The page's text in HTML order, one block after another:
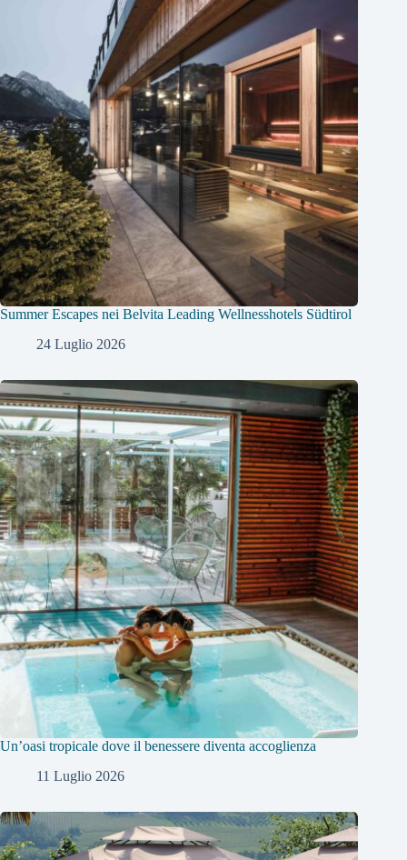
Summer Escapes nei Belvita Leading Wellnesshotels Südtirol
24 Luglio 2026
Un’oasi tropicale dove il benessere diventa accoglienza
11 Luglio 2026